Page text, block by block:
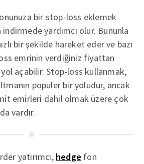
bir stop-loss eklemek
indirmede yardımcı olur. Bununla
bir şekilde hareket eder ve bazı
emrinin verdiğiniz fiyattan
açabilir. Stop-loss kullanmak,
popüler bir yoludur, ancak
emirleri dahil olmak üzere çok
vardır.
yatırımcı, hedge fon